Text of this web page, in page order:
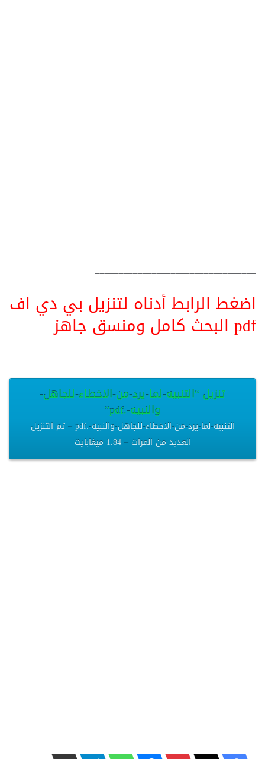
__________________________________
اضغط الرابط أدناه لتنزيل بي دي اف
pdf البحث كامل ومنسق جاهز
تنزيل “التنبيه-لما-يرد-من-الاخطاء-للجاهل-
والنبيه-.pdf”
التنبيه-لما-يرد-من-الاخطاء-للجاهل-والنبيه-.pdf – تم التنزيل
العديد من المرات – 1.84 ميغابايت